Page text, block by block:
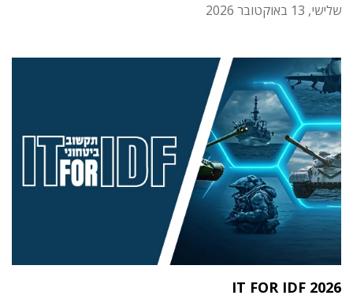
שלישי, 13 באוקטובר 2026
IT FOR IDF 2026